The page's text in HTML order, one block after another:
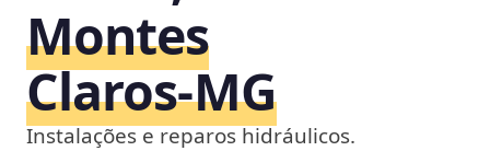
Montes
Claros‑MG
Instalações e reparos hidráulicos.